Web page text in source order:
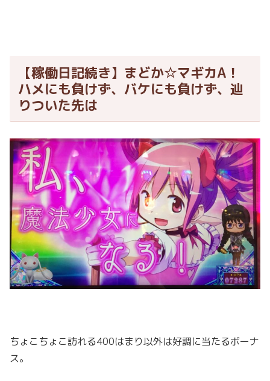
【稼働日記続き】まどか☆マギカA！
ハメにも負けず、バケにも負けず、辿
りついた先は
ちょこちょこ訪れる400はまり以外は好調に当たるボーナ
ス。